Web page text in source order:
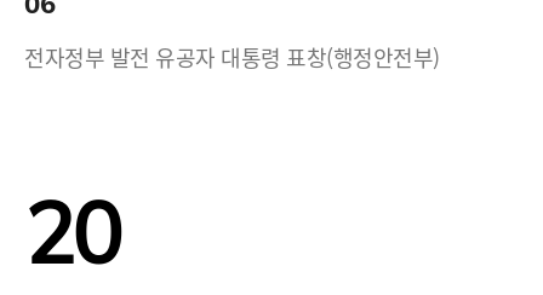
전자정부 발전 유공자 대통령 표창(행정안전부)
20